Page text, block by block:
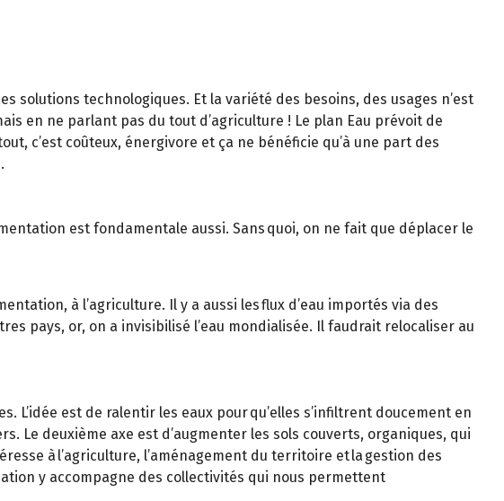
solutions technologiques. Et la variété des besoins, des usages n’est
en ne parlant pas du tout d’agriculture ! Le plan Eau prévoit de
c’est coûteux, énergivore et ça ne bénéficie qu’à une part des
est fondamentale aussi. Sans quoi, on ne fait que déplacer le
à l’agriculture. Il y a aussi les flux d’eau importés via des
pays, or, on a invisibilisé l’eau mondialisée. Il faudrait relocaliser au
L’idée est de ralentir les eaux pour qu’elles s’infiltrent doucement en
Le deuxième axe est d’augmenter les sols couverts, organiques, qui
à l’agriculture, l’aménagement du territoire et la gestion des
y accompagne des collectivités qui nous permettent